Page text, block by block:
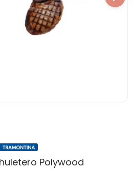
Polywood